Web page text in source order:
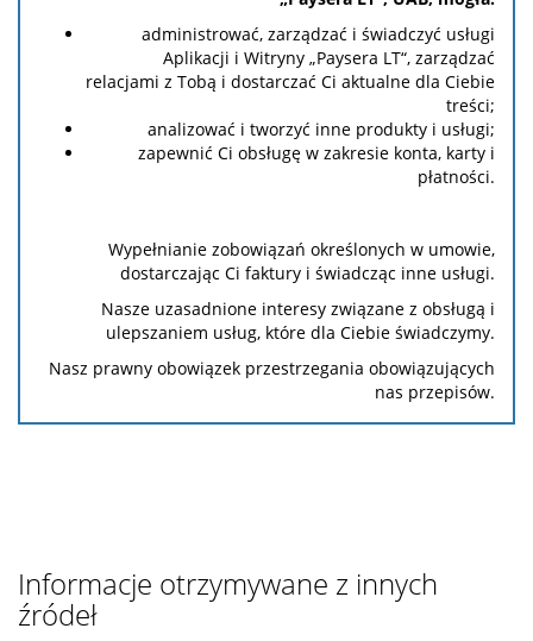
administrować, zarządzać i świadczyć usługi
Aplikacji i Witryny „Paysera LT“, zarządzać
relacjami z Tobą i dostarczać Ci aktualne dla Ciebie
treści;
analizować i tworzyć inne produkty i usługi;
zapewnić Ci obsługę w zakresie konta, karty i
płatności.
Wypełnianie zobowiązań określonych w umowie,
dostarczając Ci faktury i świadcząc inne usługi.
Nasze uzasadnione interesy związane z obsługą i
ulepszaniem usług, które dla Ciebie świadczymy.
Nasz prawny obowiązek przestrzegania obowiązujących
nas przepisów.
Informacje otrzymywane z innych
źródeł